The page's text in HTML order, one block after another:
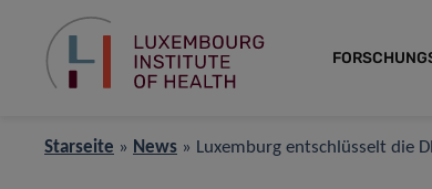
Starseite » News » Luxemburg entschlüsselt die